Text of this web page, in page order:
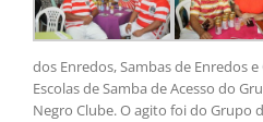
dos Enredos, Sambas de Enredos
Escolas de Samba de Acesso do
Negro Clube. O agito foi do Grupo